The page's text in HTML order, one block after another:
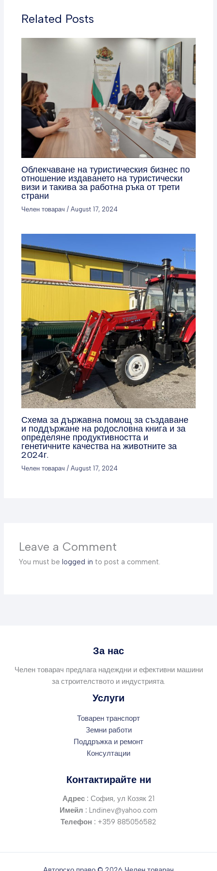
Related Posts
Облекчаване на туристическия бизнес по
отношение издаването на туристически
визи и такива за работна ръка от трети
страни
Челен товарач /August 17, 2024
Схема за държавна помощ за създаване
и поддържане на родословна книга и за
определяне продуктивността и
генетичните качества на животните за
2024г.
Челен товарач /August 17, 2024
Leave a Comment
You must belogged in to post a comment.
За нас
Челен товарач предлага надеждни и ефективни машини
за строителството и индустрията.
Услуги
Товарен транспорт
Земни работи
Поддръжка и ремонт
Консултации
Контактирайте ни
Адрес : София, ул Козяк 21
Имейл : Lndinev@yahoo.com
Телефон : +359 885056582